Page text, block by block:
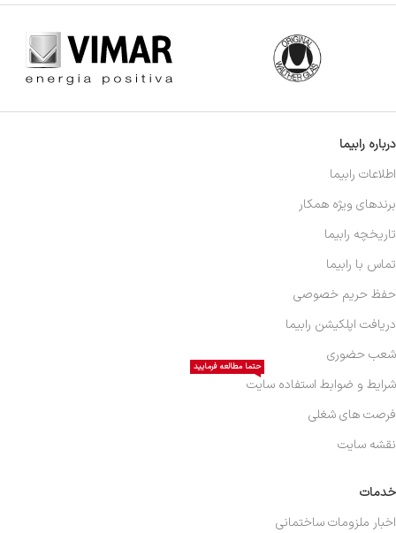
خدمات
اخبار ملزومات ساختمانی
درباره رابیما
اطلاعات رابیما
برندهای ویژه همکار
تاریخچه رابیما
تماس با رابیما
حفظ حریم خصوصی
دریافت اپلکیشن رابیما
شعب حضوری
شرایط و ضوابط استفاده سایت
حتما مطالعه فرمایید
فرصت های شغلی
نقشه سایت